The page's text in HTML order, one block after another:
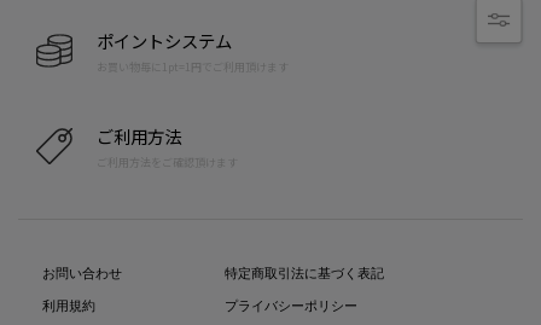
ポイントシステム
お買い物毎に1pt=1円でご利用頂けます
ご利用方法
ご利用方法をご確認頂けます
お問い合わせ
利用規約
特定商取引法に基づく表記
プライバシーポリシー